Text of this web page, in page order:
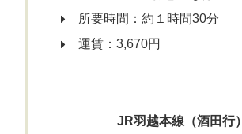
所要時間：約１時間30分
運賃：3,670円
JR羽越本線（酒田行）